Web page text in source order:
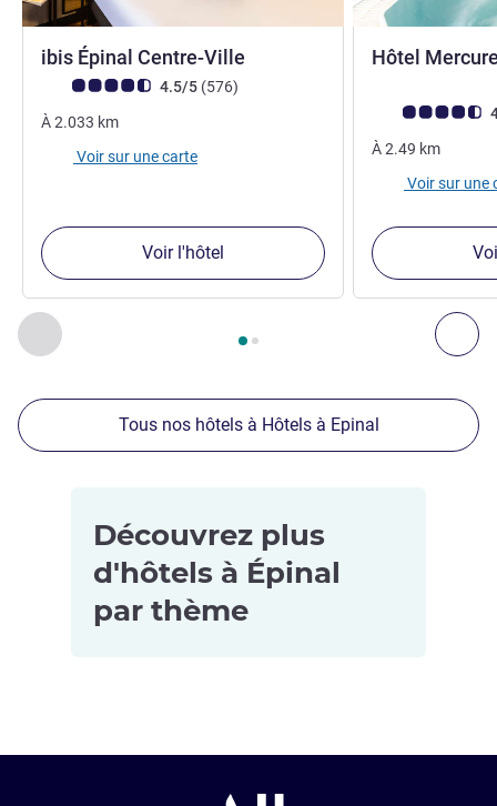
Précédent - Nos autres établissements à proximité
Page , Nos autres établissements à proximité 1 :,
ibis Épinal Centre-Ville
Note Avis clients (Note ALL)
4.5/5 (576avis
)
À2.033 km
Voir sur une carte
Voir l'hôtel
Hôtel
Note Avis clients
À2.49 km
Voir sur une
Tous nos hôtels à Hôtels à Epinal
Découvrez plus
d'hôtels à Épinal
par thème